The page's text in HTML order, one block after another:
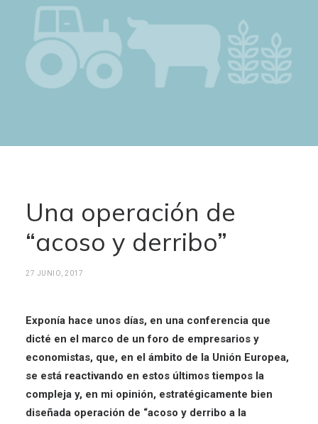
Una operación de
“acoso y derribo”
27 JUNIO, 2017
Exponía hace unos días, en una conferencia que
dicté en el marco de un foro de empresarios y
economistas, que, en el ámbito de la Unión Europea,
se está reactivando en estos últimos tiempos la
compleja y, en mi opinión, estratégicamente bien
diseñada operación de “acoso y derribo a la